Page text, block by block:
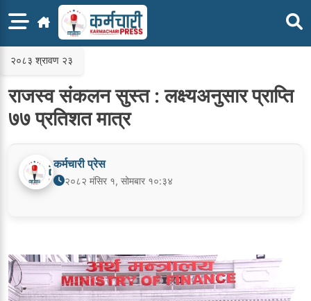
२०८३ श्रावण २३
राजस्व संकलन सुस्त : लक्ष्यअनुसार प्राप्ति
७७ प्रतिशत मात्र
कर्मचारी प्रेस
२०८२ मंसिर १, सोमबार १०:३४